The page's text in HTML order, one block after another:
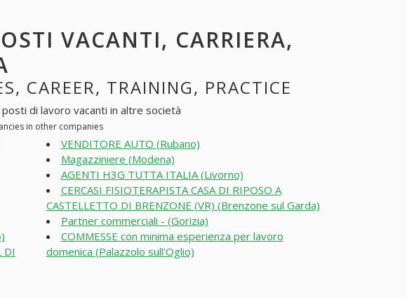
VACANTI, CARRIERA,
CAREER, TRAINING, PRACTICE
di lavoro vacanti in altre società
in other companies
DI
VENDITORE AUTO (Rubano)
Magazziniere (Modena)
AGENTI H3G TUTTA ITALIA (Livorno)
CERCASI FISIOTERAPISTA CASA DI RIPOSO A
CASTELLETTO DI BRENZONE (VR) (Brenzone sul Garda)
Partner commerciali - (Gorizia)
COMMESSE con minima esperienza per lavoro
domenica (Palazzolo sull'Oglio)